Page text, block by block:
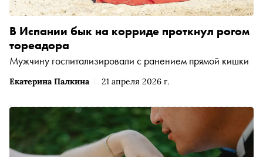
Екатерина Палкина 21 апреля 2026 г.
В Испании бык на корриде проткнул рогом
тореадора
Мужчину госпитализировали с ранением прямой кишки